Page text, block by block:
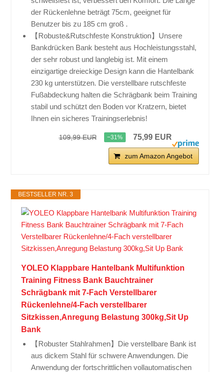
der Rückenlehne beträgt 75cm, geeignet für
Benutzer bis zu 185 cm groß .
【Robuste&Rutschfeste Konstruktion】Unsere
Bankdrücken Bank besteht aus Hochleistungsstahl,
der sehr robust und langlebig ist. Mit einem
einzigartige dreieckige Design kann die Hantelbank
230 kg unterstützen. Die verstellbare rutschfeste
Fußabdeckung halten die Schrägbank beim Training
stabil und schützt den Boden vor Kratzern, bietet
Ihnen ein sicheres Trainingserlebnis!
109,99 EUR −31% 75,99 EUR
zum Amazon Angebot
BESTSELLER NR. 3
YOLEO Klappbare Hantelbank Multifunktion
Training Fitness Bank Bauchtrainer
Schrägbank mit 7-Fach Verstellbarer
Rückenlehne/4-Fach verstellbarer
Sitzkissen,Anregung Belastung 300kg,Sit Up
Bank
【Robuster Stahlrahmen】Die verstellbare Bank ist
aus dickem Stahl für schwere Anwendungen. Die
Anwendung der fortschrittlichen vollautomatischen